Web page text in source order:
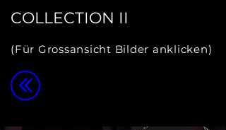
COLLECTION II
(Für Grossansicht Bilder anklicken)